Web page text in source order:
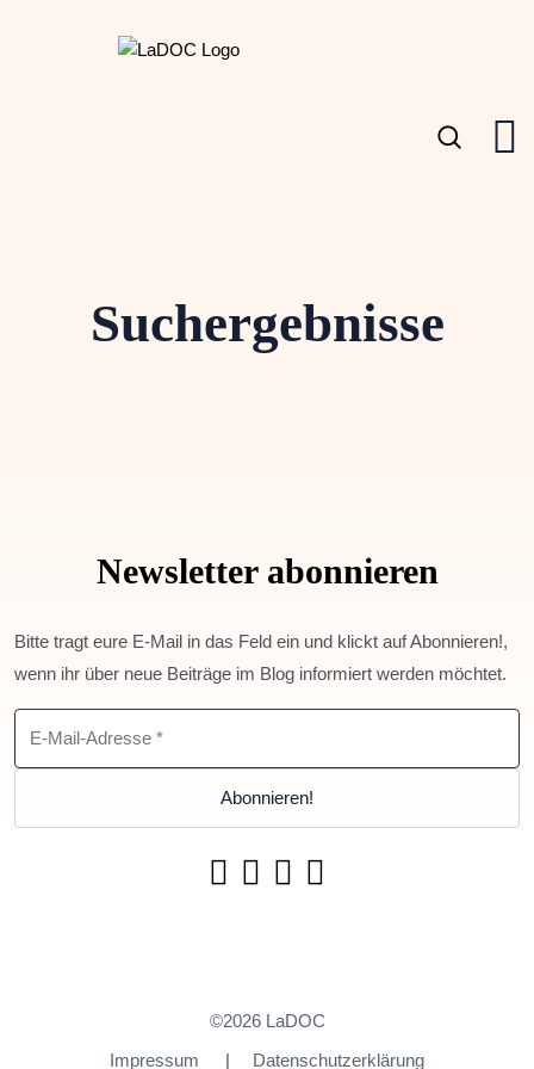
Suchergebnisse
Newsletter abonnieren
Bitte tragt eure E-Mail in das Feld ein und klickt auf Abonnieren!,
wenn ihr über neue Beiträge im Blog informiert werden möchtet.
©2026 LaDOC
Impressum
Datenschutzerklärung